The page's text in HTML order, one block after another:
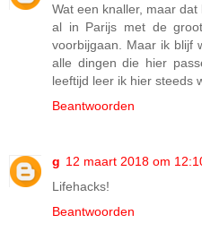
Wat een knaller, maar
al in Parijs met de
voorbijgaan. Maar ik blijf
alle dingen die hier
leeftijd leer ik hier steeds
Beantwoorden
g 12 maart 2018 om
Lifehacks!
Beantwoorden